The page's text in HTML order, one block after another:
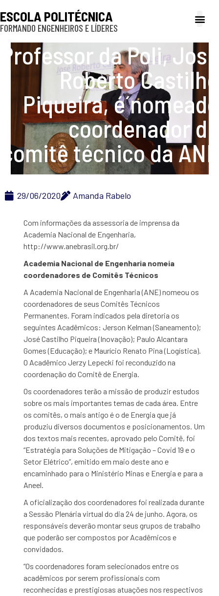
ESCOLA POLITÉCNICA
FORMANDO ENGENHEIROS E LÍDERES
Professor da Poli, José
Roberto Castilho
Piqueira, é´nomeado
coordenador de
comitê técnico da ANE
29/06/2020 Amanda Rabelo
Com informações da assessoria de imprensa da
Academia Nacional de Engenharia,
http://www.anebrasil.org.br/
Academia Nacional de Engenharia nomeia
coordenadores de Comitês Técnicos
A Academia Nacional de Engenharia (ANE) nomeou os
coordenadores de seus Comitês Técnicos
Permanentes. Foram indicados pela diretoria os
seguintes Acadêmicos: Jerson Kelman (Saneamento);
José Castilho Piqueira (Inovação); Paulo Alcantara
Gomes (Educação); e Maurício Renato Pina (Logística).
O Acadêmico Jerzy Lepecki foi reconduzido na
coordenação do Comitê de Energia.
Os coordenadores terão a missão de produzir estudos
sobre os mais importantes temas de cada área. Entre
os comitês, o mais antigo é o de Energia que já
produziu diversos documentos e posicionamentos. Um
dos textos mais recentes, aprovado pelo Comitê, foi
“Estratégia para Soluções de Mitigação – Covid 19 e o
Setor Elétrico”, emitido em maio deste ano e
encaminhado para o Ministério Minas e Energia e para a
Aneel.
A oficialização dos coordenadores foi realizada durante
a Sessão Plenária virtual do dia 24 de junho. Agora, os
responsáveis deverão montar seus grupos de trabalho
que poderão ser compostos por Acadêmicos e
convidados.
“Os coordenadores foram selecionados entre os
acadêmicos por serem profissionais com
reconhecidas e prestigiosas atuações nos respectivos